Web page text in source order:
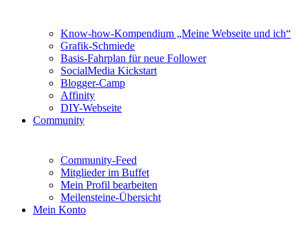
Know-how-Kompendium „Meine Webseite und ich“
Grafik-Schmiede
Basis-Fahrplan für neue Follower
SocialMedia Kickstart
Blogger-Camp
Affinity
DIY-Webseite
Community
Community-Feed
Mitglieder im Buffet
Mein Profil bearbeiten
Meilensteine-Übersicht
Mein Konto